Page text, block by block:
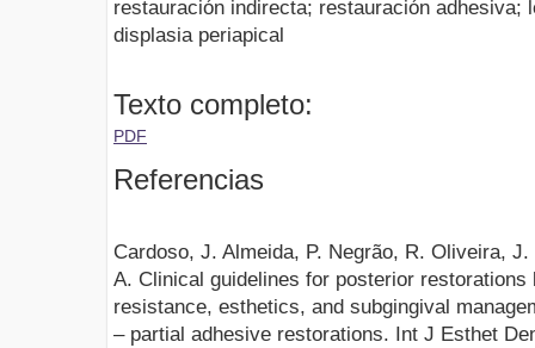
restauración indirecta; restauración adhesiva;
displasia periapical
Texto completo:
PDF
Referencias
Cardoso, J. Almeida, P. Negrão, R. Oliveira,
A. Clinical guidelines for posterior restorations
resistance, esthetics, and subgingival
– partial adhesive restorations. Int J Esthet